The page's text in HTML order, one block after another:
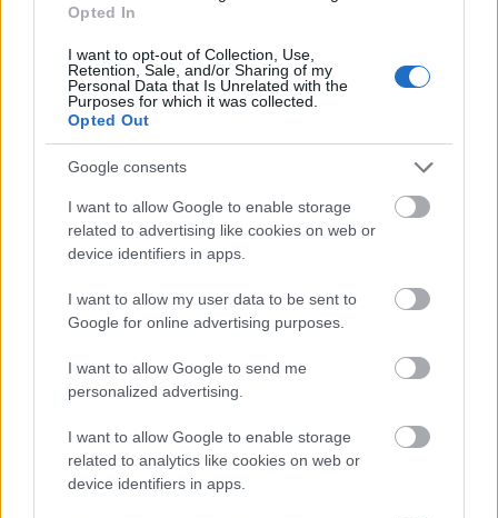
Opted In
I want to opt-out of Collection, Use,
Retention, Sale, and/or Sharing of my
Personal Data that Is Unrelated with the
Purposes for which it was collected.
Opted Out
Google consents
I want to allow Google to enable storage
related to advertising like cookies on web or
device identifiers in apps.
I want to allow my user data to be sent to
Google for online advertising purposes.
I want to allow Google to send me
personalized advertising.
I want to allow Google to enable storage
related to analytics like cookies on web or
device identifiers in apps.